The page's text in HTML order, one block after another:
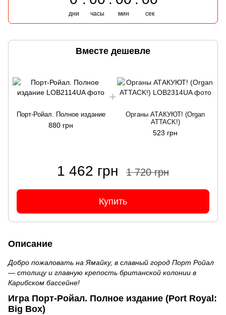
дни часы мин сек
Вместе дешевле
Порт-Ройал. Полное издание
880 грн
Органы АТАКУЮТ! (Organ
ATTACK!)
523 грн
1 462 грн 1 720 грн
Купить
Описание
Добро пожаловать на Ямайку, в славный город Порт Ройал
— столицу и главную крепость британской колонии в
Карибском бассейне!
Игра Порт-Ройал. Полное издание (Port Royal:
Big Box)